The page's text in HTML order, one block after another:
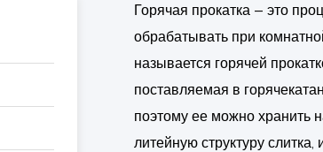
Горячая прокатка – это
обрабатывать при
называется горячей
поставляемая в
поэтому ее можно хранить
литейную структуру слитка,